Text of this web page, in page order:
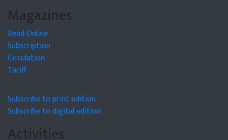
Magazines
Read Online
Subscription
Circulation
Tariff
Subscribe to print edition
Subscribe to digital edition
Activities